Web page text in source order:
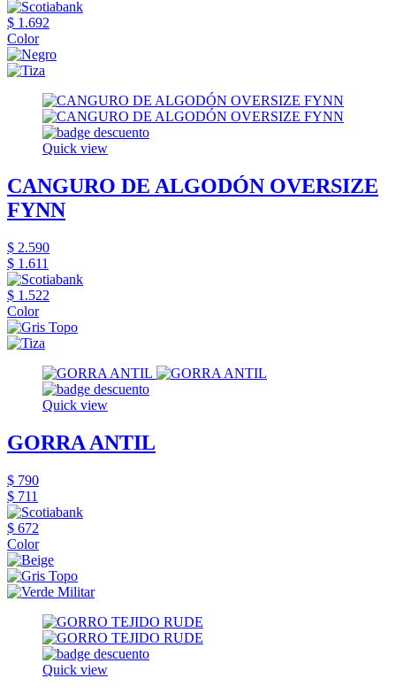
$ 1.692
Color
Quick view
CANGURO DE ALGODÓN OVERSIZE
FYNN
$ 2.590
$ 1.611
$ 1.522
Color
Quick view
GORRA ANTIL
$ 790
$ 711
$ 672
Color
Quick view